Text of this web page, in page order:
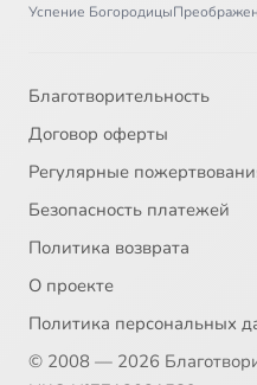
Успение Богородицы
Благотворительность
Договор оферты
Регулярные
Безопасность платежей
Политика возврата
О проекте
Политика персональных
© 2008 — 2026